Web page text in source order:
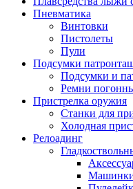
Пневматика
Винтовки
Пистолеты
Пули
Подсумки
Подсумки и
Ремни
Пристрелка оружия
Станки для
Холодная
Релоадинг